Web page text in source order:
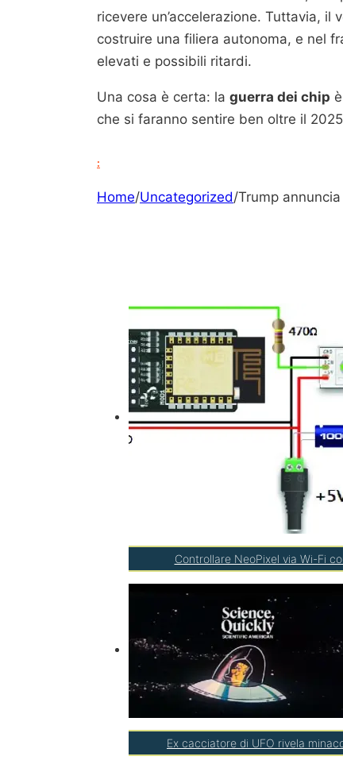
ricevere un’accelerazione. Tuttavia,
costruire una filiera autonoma, e nel
elevati e possibili ritardi.
Una cosa è certa: la guerra dei chip
che si faranno sentire ben oltre il
:
Home/Uncategorized/Trump
Controllare NeoPixel via Wi-Fi
Ex cacciatore di UFO rivela